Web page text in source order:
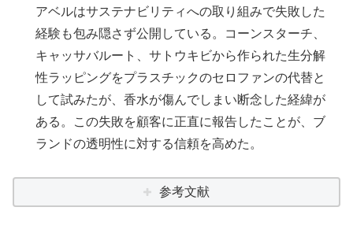
アベルはサステナビリティへの取り組みで失敗した
経験も包み隠さず公開している。コーンスターチ、
キャッサバルート、サトウキビから作られた生分解
性ラッピングをプラスチックのセロファンの代替と
して試みたが、香水が傷んでしまい断念した経緯が
ある。この失敗を顧客に正直に報告したことが、ブ
ランドの透明性に対する信頼を高めた。
参考文献